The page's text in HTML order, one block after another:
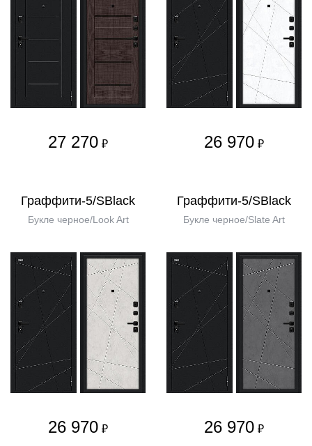
27 270 ₽ 26 970 ₽
Граффити-5/SBlack
Букле черное/Look Art
26 970 ₽
Граффити-5/SBlack
Букле черное/Slate Art
26 970 ₽